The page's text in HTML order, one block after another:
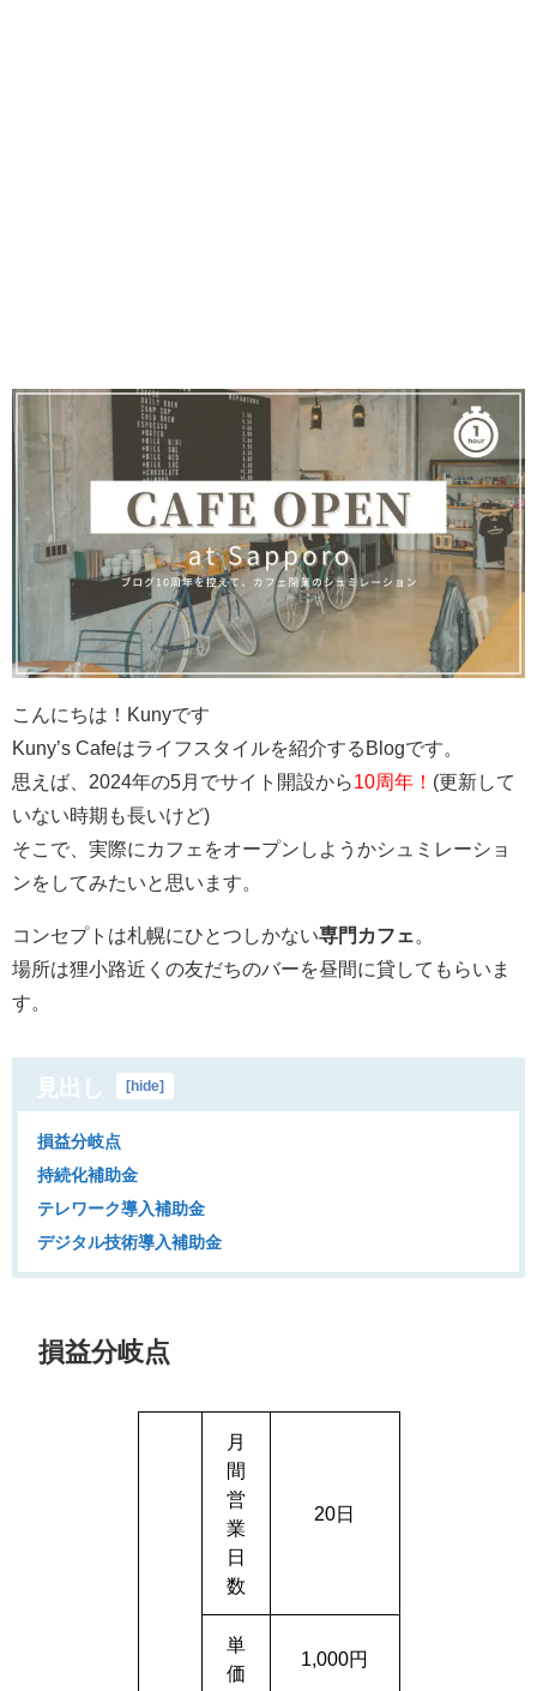
こんにちは！Kunyです
Kuny’s Cafeはライフスタイルを紹介するBlogです。
思えば、2024年の5月でサイト開設から10周年！ (更新して
いない時期も長いけど)
そこで、実際にカフェをオープンしようかシュミレーショ
ンをしてみたいと思います。
コンセプトは札幌にひとつしかない専門カフェ
場所は狸小路近くの友だちのバーを昼間に貸してもらいま
す。
見出し [hide]
損益分岐点
持続化補助金
テレワーク導入補助金
デジタル技術導入補助金
損益分岐点
月
間
営
業
日
数
20日
単
価
1,000円